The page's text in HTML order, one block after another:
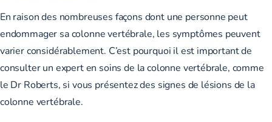
En raison des nombreuses façons dont une personne peut
endommager sa colonne vertébrale, les symptômes peuvent
varier considérablement. C’est pourquoi il est important de
consulter un expert en soins de la colonne vertébrale, comme
le Dr Roberts, si vous présentez des signes de lésions de la
colonne vertébrale.